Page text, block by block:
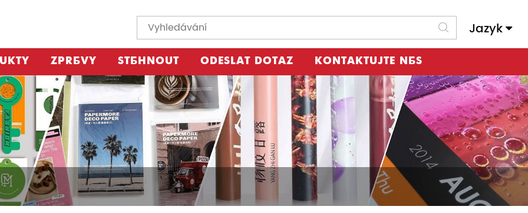
Jazyk
ZPRÁVY STÁHNOUT ODESLAT DOTAZ KONTAKTUJTE NÁS